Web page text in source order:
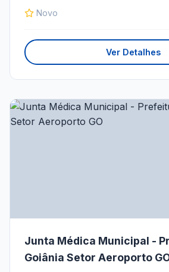
Novo
Ver Detalhes
Junta Médica Municipal -
Goiânia Setor Aeroporto